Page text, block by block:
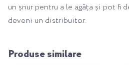
un șnur pentru a le agăța și pot fi
deveni un distribuitor.
Produse similare